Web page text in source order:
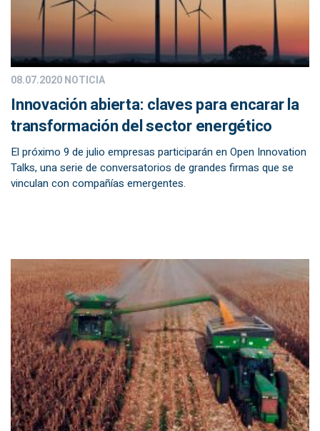
08.07.2020NOTICIA
Innovación abierta: claves para encarar la
transformación del sector energético
El próximo 9 de julio empresas participarán en Open Innovation
Talks, una serie de conversatorios de grandes firmas que se
vinculan con compañías emergentes.